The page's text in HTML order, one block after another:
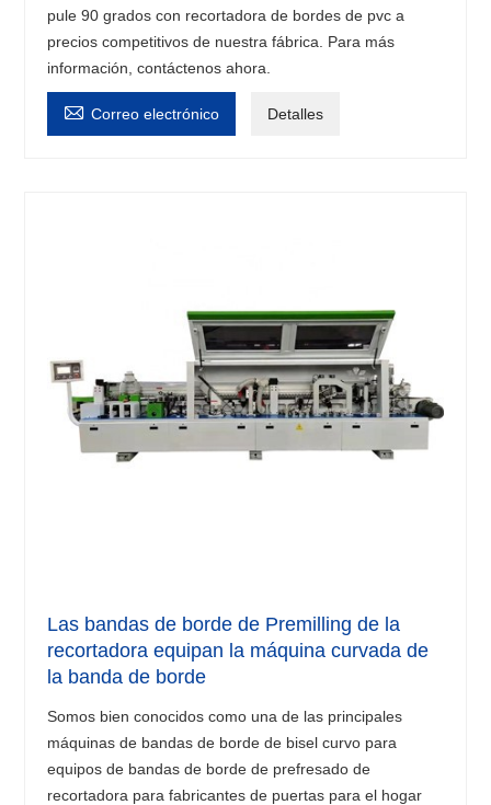
pule 90 grados con recortadora de bordes de pvc a
precios competitivos de nuestra fábrica. Para más
información, contáctenos ahora.
 Correo electrónico Detalles
Las bandas de borde de Premilling de la
recortadora equipan la máquina curvada de
la banda de borde
Somos bien conocidos como una de las principales
máquinas de bandas de borde de bisel curvo para
equipos de bandas de borde de prefresado de
recortadora para fabricantes de puertas para el hogar